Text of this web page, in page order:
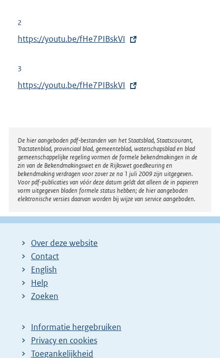
e
n
l
i
2
E
t
r
i
n
k
:
https://youtu.be/fHe7PIBskVI
3
E
r
n
e
l
i
n
k
https://youtu.be/fHe7PIBskVI
Disclaimer
De hier aangeboden pdf-bestanden van het Staatsblad, Staatscourant,
Tractatenblad, provinciaal blad, gemeenteblad, waterschapsblad en blad
gemeenschappelijke regeling vormen de formele bekendmakingen in de
zin van de Bekendmakingswet en de Rijkswet goedkeuring en
bekendmaking verdragen voor zover ze na 1 juli 2009 zijn uitgegeven.
Voor pdf-publicaties van vóór deze datum geldt dat alleen de in papieren
vorm uitgegeven bladen formele status hebben; de hier aangeboden
elektronische versies daarvan worden bij wijze van service aangeboden.
Over deze website
Contact
English
Help
Zoeken
Informatie hergebruiken
Privacy en cookies
Toegankelijkheid